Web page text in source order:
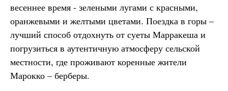
весеннее время - зелеными лугами с красными,
оранжевыми и желтыми цветами. Поездка в горы –
лучший способ отдохнуть от суеты Марракеша и
погрузиться в аутентичную атмосферу сельской
местности, где проживают коренные жители
Марокко – берберы.